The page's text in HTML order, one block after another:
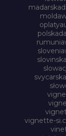
vignette-